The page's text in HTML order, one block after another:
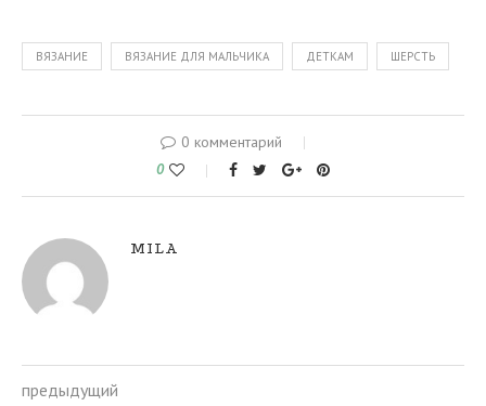
ВЯЗАНИЕ ВЯЗАНИЕ ДЛЯ МАЛЬЧИКА ДЕТКАМ ШЕРСТЬ
0 комментарий
0
MILA
предыдущий